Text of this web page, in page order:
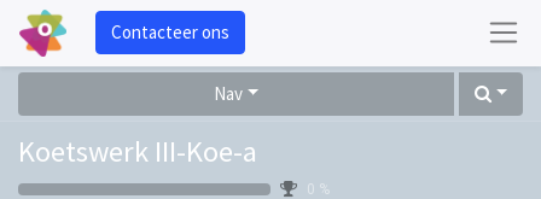
Contacteer ons
Nav
Koetswerk III-Koe-a
0 %